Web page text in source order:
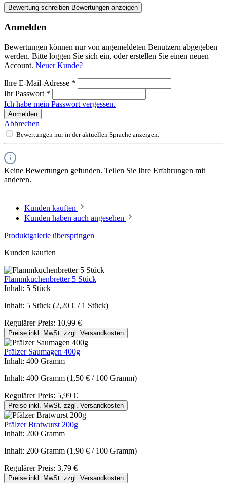
Bewertung schreiben Bewertungen anzeigen
Anmelden
Bewertungen können nur von angemeldeten Benutzern abgegeben
werden. Bitte loggen Sie sich ein, oder erstellen Sie einen neuen
Account. Neuer Kunde?
Ihre E-Mail-Adresse *
Ihr Passwort *
Ich habe mein Passwort vergessen.
Anmelden
Abbrechen
Bewertungen nur in der aktuellen Sprache anzeigen.
Keine Bewertungen gefunden. Teilen Sie Ihre Erfahrungen mit
anderen.
Kunden kauften
Kunden haben auch angesehen
Produktgalerie überspringen
Kunden kauften
Flammkuchenbretter 5 Stück
Inhalt: 5 Stück
Inhalt: 5 Stück (2,20 € / 1 Stück)
Regulärer Preis: 10,99 €
Preise inkl. MwSt. zzgl. Versandkosten
Pfälzer Saumagen 400g
Inhalt: 400 Gramm
Inhalt: 400 Gramm (1,50 € / 100 Gramm)
Regulärer Preis: 5,99 €
Preise inkl. MwSt. zzgl. Versandkosten
Pfälzer Bratwurst 200g
Inhalt: 200 Gramm
Inhalt: 200 Gramm (1,90 € / 100 Gramm)
Regulärer Preis: 3,79 €
Preise inkl. MwSt. zzgl. Versandkosten